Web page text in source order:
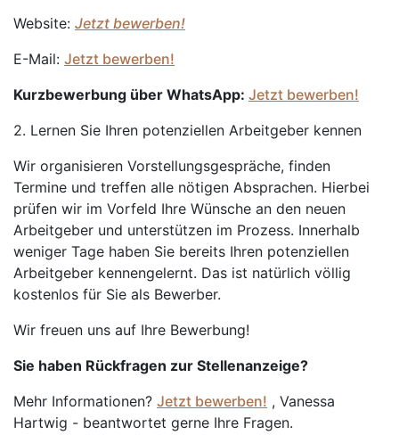
Website: Jetzt bewerben!
E-Mail: Jetzt bewerben!
Kurzbewerbung über WhatsApp: Jetzt bewerben!
2. Lernen Sie Ihren potenziellen Arbeitgeber kennen
Wir organisieren Vorstellungsgespräche, finden
Termine und treffen alle nötigen Absprachen. Hierbei
prüfen wir im Vorfeld Ihre Wünsche an den neuen
Arbeitgeber und unterstützen im Prozess. Innerhalb
weniger Tage haben Sie bereits Ihren potenziellen
Arbeitgeber kennengelernt. Das ist natürlich völlig
kostenlos für Sie als Bewerber.
Wir freuen uns auf Ihre Bewerbung!
Sie haben Rückfragen zur Stellenanzeige?
Mehr Informationen? Jetzt bewerben! , Vanessa
Hartwig - beantwortet gerne Ihre Fragen.